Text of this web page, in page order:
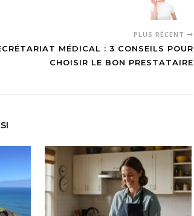
PLUS RÉCENT
MÉDICAL : 3 CONSEILS POUR
CHOISIR LE BON PRESTATAIRE